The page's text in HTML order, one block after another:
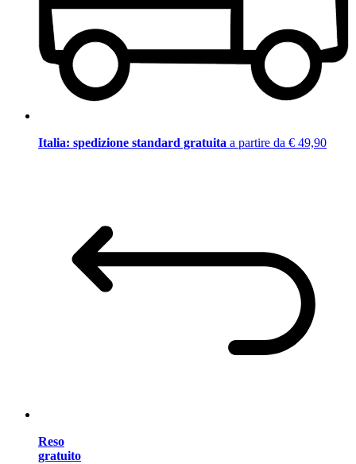
Italia: spedizione standard gratuita a partire da € 49,90
Reso
gratuito